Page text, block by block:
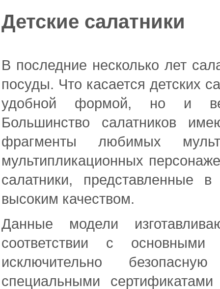
Детские салатники
В последние несколько лет
посуды. Что касается детских
удобной формой, но и
Большинство салатников
фрагменты любимых
мультипликационных
салатники, представленные
высоким качеством.
Данные модели
соответствии с
исключительно
специальными